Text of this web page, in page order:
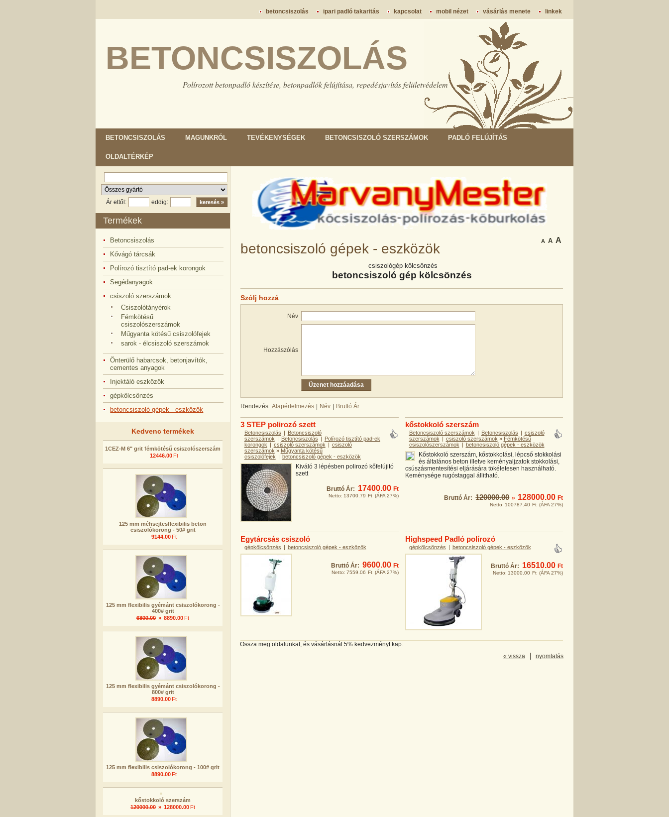
betoncsiszolás ipari padló takaritás kapcsolat mobil nézet vásárlás menete linkek
BETONCSISZOLÁS
Polírozott betonpadló készítése, betonpadlók felújítása, repedésjavítás felületvédelem
BETONCSISZOLÁS MAGUNKRÓL TEVÉKENYSÉGEK BETONCSISZOLÓ SZERSZÁMOK PADLÓ FELÚJÍTÁS
OLDALTÉRKÉP
Ár ettől: eddig:
Termékek
Betoncsiszolás
Kővágó tárcsák
Polírozó tisztító pad-ek korongok
Segédanyagok
csiszoló szerszámok
Csiszolótányérok
Fémkötésű
csiszolószerszámok
Műgyanta kötésű csiszolófejek
sarok - élcsiszoló szerszámok
Önterülő habarcsok, betonjavítók,
cementes anyagok
Injektáló eszközök
gépkölcsönzés
betoncsiszoló gépek - eszközök
Kedvenc termékek
1CEZ-M 6" grit fémkötésű csiszolószerszám
12446.00 Ft
125 mm méhsejtesflexibilis beton
csiszolókorong - 50# grit
9144.00 Ft
125 mm flexibilis gyémánt csiszolókorong -
400# grit
6800.00 » 8890.00 Ft
125 mm flexibilis gyémánt csiszolókorong -
800# grit
8890.00 Ft
125 mm flexibilis csiszolókorong - 100# grit
8890.00 Ft
kőstokkoló szerszám
120000.00 » 128000.00 Ft
A A A
betoncsiszoló gépek - eszközök
csiszológép kölcsönzés
betoncsiszoló gép kölcsönzés
Szólj hozzá
Név
Hozzászólás
Rendezés: Alapértelmezés Név Bruttó Ár
3 STEP polirozó szett
Betoncsiszolás | Betoncsiszoló
szerszámok | Betoncsiszolás | Polírozó tisztító pad-ek
korongok | csiszoló szerszámok | csiszoló
szerszámok » Műgyanta kötésű
csiszolófejek | betoncsiszoló gépek - eszközök
Kiváló 3 lépésben polirozó kőfelújitó
szett
Bruttó Ár: 17400.00 Ft
Netto: 13700.79 Ft (ÁFA 27%)
kőstokkoló szerszám
Betoncsiszoló szerszámok | Betoncsiszolás | csiszoló
szerszámok | csiszoló szerszámok » Fémkötésű
csiszolószerszámok | betoncsiszoló gépek - eszközök
Kőstokkoló szerszám, kőstokkolási, lépcső stokkolási
és általános beton illetve keményaljzatok stokkolási,
csúszásmentesítési eljárására tökéletesen használható.
Keménysége rugóstaggal állitható.
Bruttó Ár: 120000.00 » 128000.00 Ft
Netto: 100787.40 Ft (ÁFA 27%)
Egytárcsás csiszoló
gépkölcsönzés | betoncsiszoló gépek - eszközök
Bruttó Ár: 9600.00 Ft
Netto: 7559.06 Ft (ÁFA 27%)
Highspeed Padló polírozó
gépkölcsönzés | betoncsiszoló gépek - eszközök
Bruttó Ár: 16510.00 Ft
Netto: 13000.00 Ft (ÁFA 27%)
Ossza meg oldalunkat, és vásárlásnál 5% kedvezményt kap:
nyomtatás
« vissza